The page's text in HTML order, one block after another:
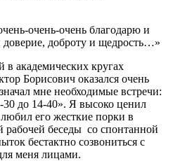
очень-очень благодарю и
доброту и щедрость…»
академических кругах
Борисович оказался очень
мне необходимые встречи:
до 14-40». Я высоко ценил
его жесткие порки в
рабочей беседы со спонтанной
бестактно созвониться с
меня лицами.